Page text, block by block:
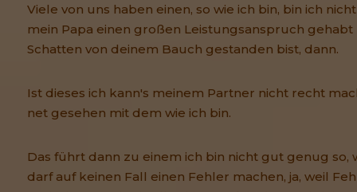
Viele von uns haben einen, so wie ich bin, bin ich
mein Papa einen großen Leistungsanspruch
Schatten von deinem Bauch gestanden bist, dann.
Ist dieses ich kann's meinem Partner nicht recht
net gesehen mit dem wie ich bin.
Das führt dann zu einem ich bin nicht gut genug so,
darf auf keinen Fall einen Fehler machen, ja, weil